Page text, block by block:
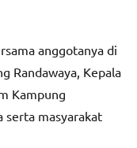
anggotanya di
Randawaya, Kepala
Kampung
serta masyarakat